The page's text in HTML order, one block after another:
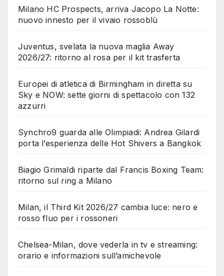
Milano HC Prospects, arriva Jacopo La Notte:
nuovo innesto per il vivaio rossoblù
Juventus, svelata la nuova maglia Away
2026/27: ritorno al rosa per il kit trasferta
Europei di atletica di Birmingham in diretta su
Sky e NOW: sette giorni di spettacolo con 132
azzurri
Synchro9 guarda alle Olimpiadi: Andrea Gilardi
porta l’esperienza delle Hot Shivers a Bangkok
Biagio Grimaldi riparte dal Francis Boxing Team:
ritorno sul ring a Milano
Milan, il Third Kit 2026/27 cambia luce: nero e
rosso fluo per i rossoneri
Chelsea-Milan, dove vederla in tv e streaming:
orario e informazioni sull’amichevole